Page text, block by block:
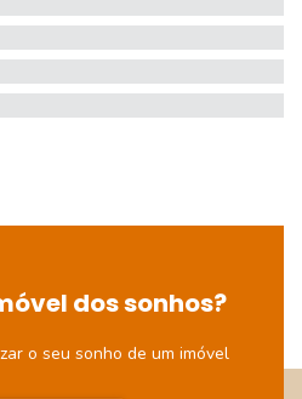
dos sonhos?
o seu sonho de um imóvel